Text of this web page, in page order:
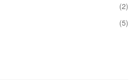
(2)
(5)